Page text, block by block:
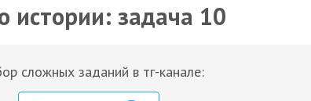
истории: задача 10
сложных заданий в тг-канале: